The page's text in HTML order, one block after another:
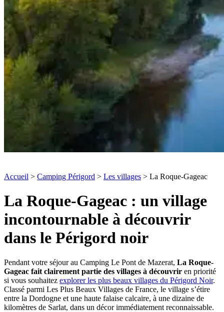
Accueil > Camping Périgord > Les villages > La Roque-Gageac
La Roque-Gageac : un village
incontournable à découvrir
dans le Périgord noir
Pendant votre séjour au Camping Le Pont de Mazerat, La Roque-
Gageac fait clairement partie des villages à découvrir en priorité
si vous souhaitez explorer les plus beaux villages du Périgord Noir.
Classé parmi Les Plus Beaux Villages de France, le village s’étire
entre la Dordogne et une haute falaise calcaire, à une dizaine de
kilomètres de Sarlat, dans un décor immédiatement reconnaissable.